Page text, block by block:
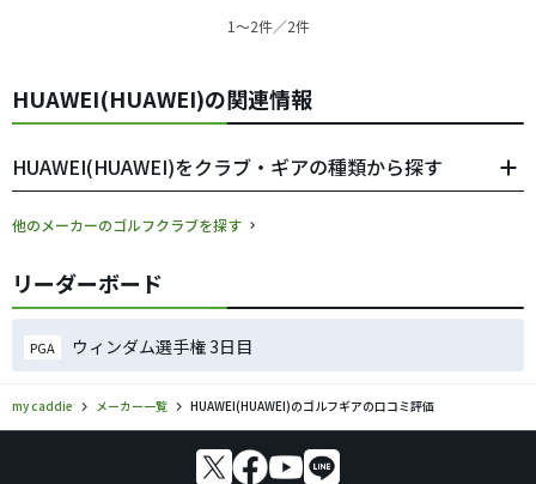
1〜2件／2件
HUAWEI(HUAWEI)の関連情報
HUAWEI(HUAWEI)をクラブ・ギアの種類から探す
他のメーカーのゴルフクラブを探す
リーダーボード
PGA ウィンダム選手権 3日目
my caddie メーカー一覧 HUAWEI(HUAWEI)のゴルフギアの口コミ評価